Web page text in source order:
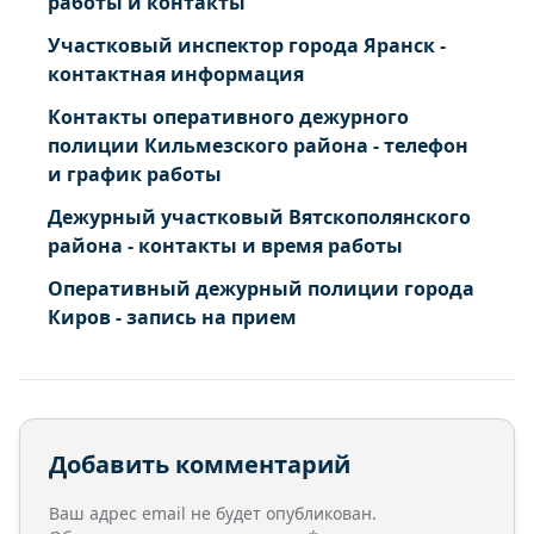
Участковый инспектор города Яранск -
контактная информация
Контакты оперативного дежурного
полиции Кильмезского района - телефон
и график работы
Дежурный участковый Вятскополянского
района - контакты и время работы
Оперативный дежурный полиции города
Киров - запись на прием
Добавить комментарий
Ваш адрес email не будет опубликован.